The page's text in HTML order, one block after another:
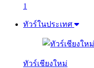
1
ทัวร์ในประเทศ
ทัวร์เชียงใหม่